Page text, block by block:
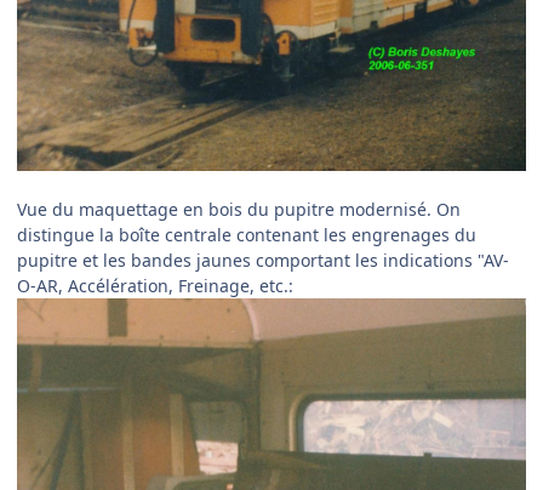
Vue du maquettage en bois du pupitre modernisé. On
distingue la boîte centrale contenant les engrenages du
pupitre et les bandes jaunes comportant les indications "AV-
O-AR, Accélération, Freinage, etc.: